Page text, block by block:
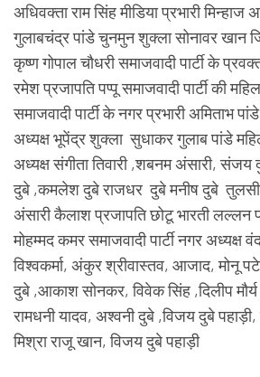
अधिवक्ता राम सिंह मीडिया प्रभारी
गुलाबचंद्र पांडे चुनमुन शुक्ला सोनावर खान
कृष्ण गोपाल चौधरी समाजवादी पार्टी के
रमेश प्रजापति पप्पू समाजवादी पार्टी की
समाजवादी पार्टी के नगर प्रभारी अमिताभ
अध्यक्ष भूपेंद्र शुक्ला सुधाकर गुलाब पांडे
अध्यक्ष संगीता तिवारी ,शबनम अंसारी,
दुबे ,कमलेश दुबे राजधर दुबे मनीष दुबे
अंसारी कैलाश प्रजापति छोटू भारती लल्लन
मोहम्मद कमर समाजवादी पार्टी नगर अध्यक्ष
विश्वकर्मा, अंकुर श्रीवास्तव, आजाद, मोनू
दुबे ,आकाश सोनकर, विवेक सिंह ,दिलीप
रामधनी यादव, अश्वनी दुबे ,विजय दुबे
मिश्रा राजू खान, विजय दुबे पहाड़ी